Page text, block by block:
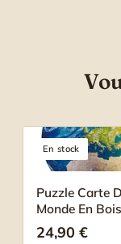
En stock
Puzzle Carte
Monde En Bois
24,90 €